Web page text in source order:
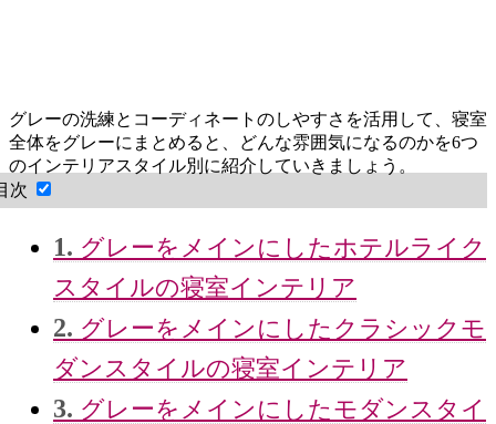
グレーの洗練とコーディネートのしやすさを活用して、寝室
全体をグレーにまとめると、どんな雰囲気になるのかを6つ
のインテリアスタイル別に紹介していきましょう。
次
1. グレーをメインにしたホテルライク
スタイルの寝室インテリア
2. グレーをメインにしたクラシックモ
ダンスタイルの寝室インテリア
3. グレーをメインにしたモダンスタイ